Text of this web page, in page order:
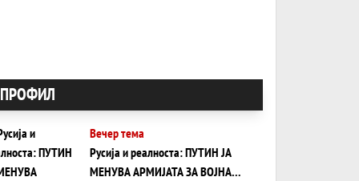
ПРОФИЛ
Вечер тема
Русија и реалноста: ПУТИН ЈА
МЕНУВА АРМИЈАТА ЗА ВОЈНА